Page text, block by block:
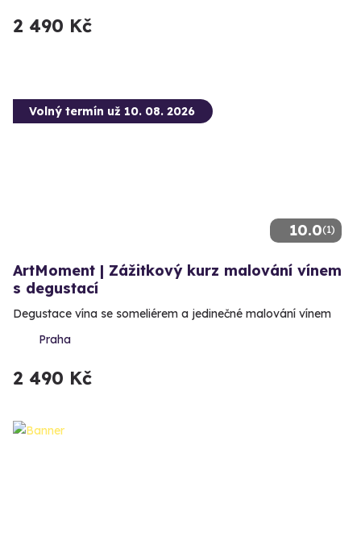
2 490 Kč
10.0(1)
Volný termín už 10. 08. 2026
ArtMoment | Zážitkový kurz malování vínem
s degustací
Degustace vína se someliérem a jedinečné malování vínem
Praha
2 490 Kč